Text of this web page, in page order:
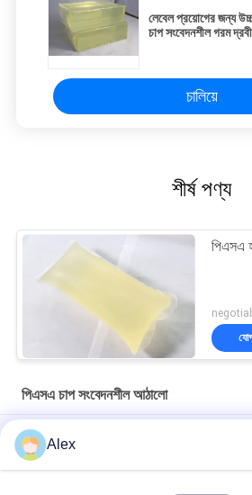
লেবেল প্রয়োগের জন্য
চাপ সংবেদনশীল গরম
চালিয়ে
শীর্ষ পণ্য
পিএসএ
পিএসএ চাপ সংবেদনশীল আঠালো
রজন পিএসএ চাপ সংবেদনশীল আঠালো শানহাইতে লেপ
গরম গলিত পিএসএ শ্রেণীবিভাগ কাগজ লেবেল চাপ
Alex